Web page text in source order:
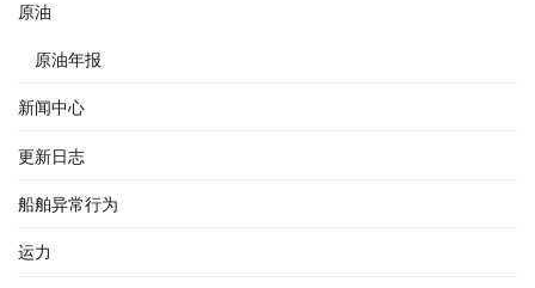
原油
原油年报
新闻中心
更新日志
船舶异常行为
运力